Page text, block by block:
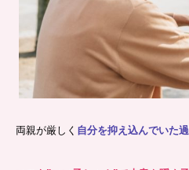
両親が厳しく 自分を抑え込んでいた